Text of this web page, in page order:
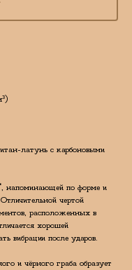
латунь с карбоновыми
, напоминающей по форме и
чертой
расположенных в
хорошей
вибрации после ударов.
и чёрного граба образует